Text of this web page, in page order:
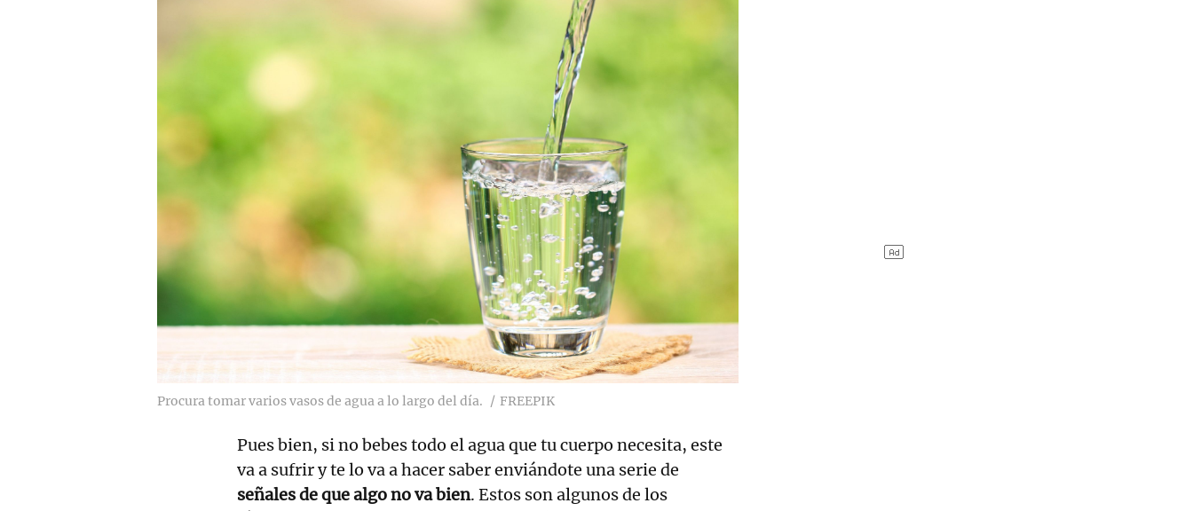
Procura tomar varios vasos de agua a lo largo del día. FREEPIK
Pues bien, si no bebes todo el agua que tu cuerpo necesita, este
va a sufrir y te lo va a hacer saber enviándote una serie de
señales de que algo no va bien. Estos son algunos de los